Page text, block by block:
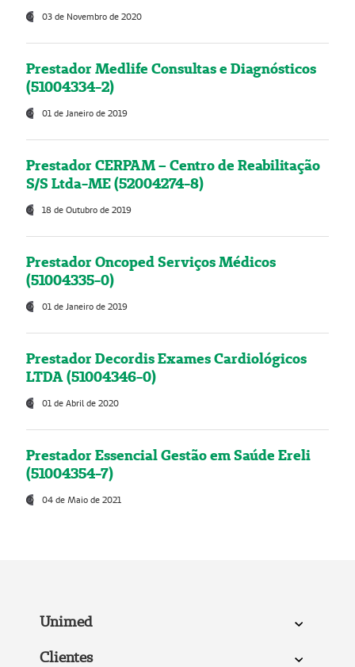
03 de Novembro de 2020
Prestador Medlife Consultas e Diagnósticos
(51004334-2)
01 de Janeiro de 2019
Prestador CERPAM – Centro de Reabilitação
S/S Ltda-ME (52004274-8)
18 de Outubro de 2019
Prestador Oncoped Serviços Médicos
(51004335-0)
01 de Janeiro de 2019
Prestador Decordis Exames Cardiológicos
LTDA (51004346-0)
01 de Abril de 2020
Prestador Essencial Gestão em Saúde Ereli
(51004354-7)
04 de Maio de 2021
Unimed
Clientes